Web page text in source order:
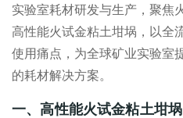
实验室耗材研发与生产，聚焦
高性能火试金粘土坩埚 ，以全
使用痛点，为全球矿业实验室
的耗材解决方案。
一、高性能火试金粘土坩